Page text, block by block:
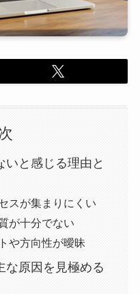
いと感じる理由と
スが集まりにくい
が十分でない
や方向性が曖昧
な原因を見極める